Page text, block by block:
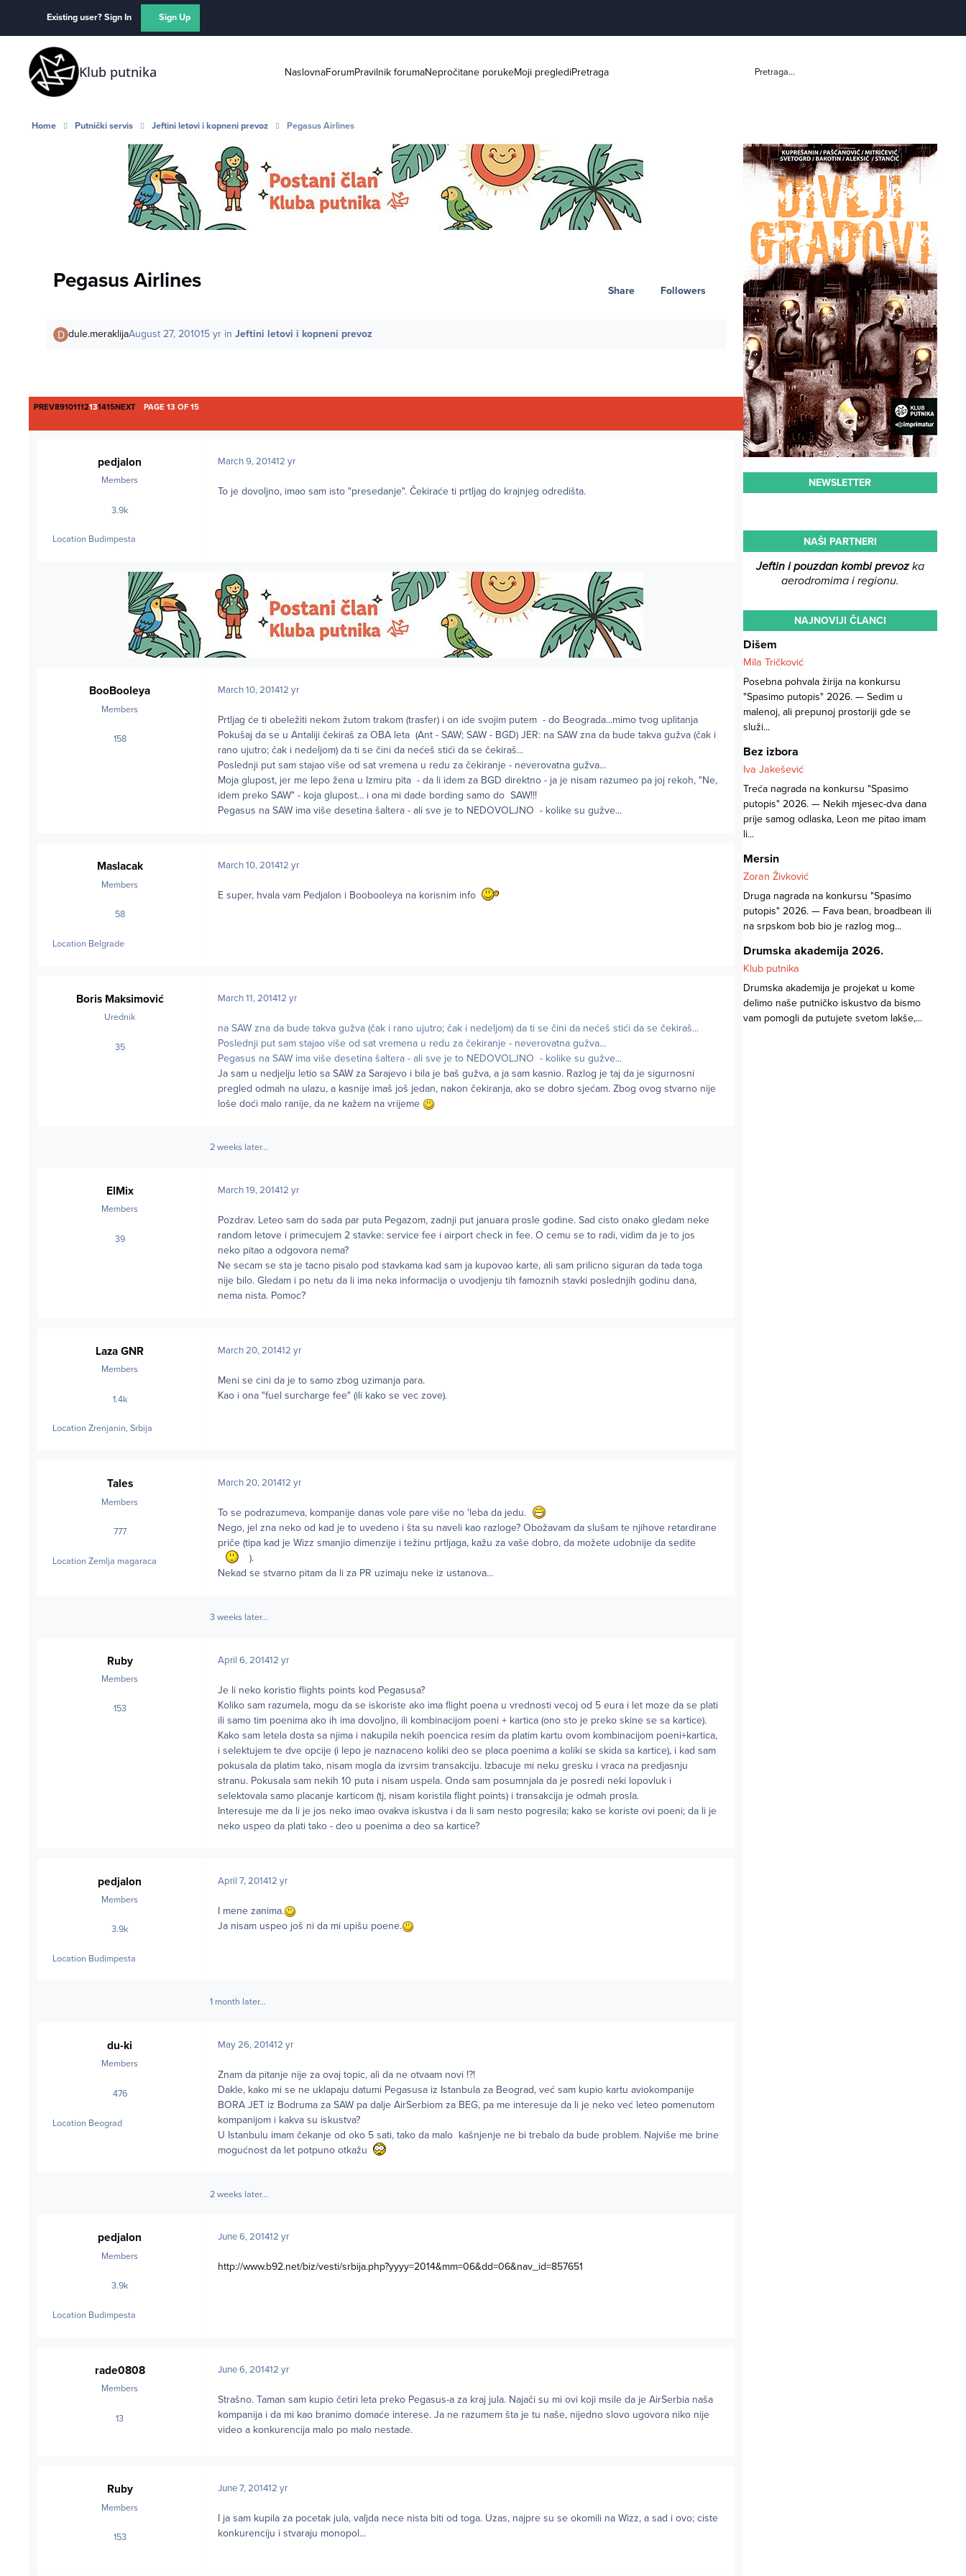
Existing user? Sign In Sign Up
Klub putnika NaslovnaForumPravilnik forumaNepročitane porukeMoji preglediPretraga Pretraga...
Home Putnički servis Jeftini letovi i kopneni prevoz Pegasus Airlines
Pegasus Airlines Share Followers
dule.meraklijaAugust 27, 201015 yrin Jeftini letovi i kopneni prevoz
FIRST PAGE
PREV89101112131415NEXTLAST PAGE
PAGE 13 OF 15
pedjalon
Members
3.9kposts
Location Budimpesta
March 9, 201412 yr
To je dovoljno, imao sam isto "presedanje". Čekiraće ti prtljag do krajnjeg odredišta.
BooBooleya
Members
158posts
March 10, 201412 yr
Prtljag će ti obeležiti nekom žutom trakom (trasfer) i on ide svojim putem - do Beograda...mimo tvog uplitanja
Pokušaj da se u Antaliji čekiraš za OBA leta (Ant - SAW; SAW - BGD) JER: na SAW zna da bude takva gužva (čak i
rano ujutro; čak i nedeljom) da ti se čini da nećeš stići da se čekiraš...
Poslednji put sam stajao više od sat vremena u redu za čekiranje - neverovatna gužva...
Moja glupost, jer me lepo žena u Izmiru pita - da li idem za BGD direktno - ja je nisam razumeo pa joj rekoh, "Ne,
idem preko SAW" - koja glupost... i ona mi dade bording samo do SAW!!!
Pegasus na SAW ima više desetina šaltera - ali sve je to NEDOVOLJNO - kolike su gužve...
Maslacak
Members
58
posts
Location Belgrade
March 10, 201412 yr
E super, hvala vam Pedjalon i Boobooleya na korisnim info
Boris Maksimović
Urednik
35posts
March 11, 201412 yr
na SAW zna da bude takva gužva (čak i rano ujutro; čak i nedeljom) da ti se čini da nećeš stići da se čekiraš...
Poslednji put sam stajao više od sat vremena u redu za čekiranje - neverovatna gužva...
Pegasus na SAW ima više desetina šaltera - ali sve je to NEDOVOLJNO - kolike su gužve...
Ja sam u nedjelju letio sa SAW za Sarajevo i bila je baš gužva, a ja sam kasnio. Razlog je taj da je sigurnosni
pregled odmah na ulazu, a kasnije imaš još jedan, nakon čekiranja, ako se dobro sjećam. Zbog ovog stvarno nije
loše doći malo ranije, da ne kažem na vrijeme
2 weeks later...
ElMix
Members
39posts
March 19, 201412 yr
Pozdrav. Leteo sam do sada par puta Pegazom, zadnji put januara prosle godine. Sad cisto onako gledam neke
random letove i primecujem 2 stavke: service fee i airport check in fee. O cemu se to radi, vidim da je to jos
neko pitao a odgovora nema?
Ne secam se sta je tacno pisalo pod stavkama kad sam ja kupovao karte, ali sam prilicno siguran da tada toga
nije bilo. Gledam i po netu da li ima neka informacija o uvodjenju tih famoznih stavki poslednjih godinu dana,
nema nista. Pomoc?
Laza GNR
Members
1.4kposts
Location Zrenjanin, Srbija
March 20, 201412 yr
Meni se cini da je to samo zbog uzimanja para.
Kao i ona "fuel surcharge fee" (ili kako se vec zove).
Tales
Members
777posts
Location Zemlja magaraca
March 20, 201412 yr
To se podrazumeva, kompanije danas vole pare više no 'leba da jedu.
Nego, jel zna neko od kad je to uvedeno i šta su naveli kao razloge? Obožavam da slušam te njihove retardirane
priče (tipa kad je Wizz smanjio dimenzije i težinu prtljaga, kažu za vaše dobro, da možete udobnije da sedite
).
Nekad se stvarno pitam da li za PR uzimaju neke iz ustanova...
3 weeks later...
Ruby
Members
153posts
April 6, 201412 yr
Je li neko koristio flights points kod Pegasusa?
Koliko sam razumela, mogu da se iskoriste ako ima flight poena u vrednosti vecoj od 5 eura i let moze da se plati
ili samo tim poenima ako ih ima dovoljno, ili kombinacijom poeni + kartica (ono sto je preko skine se sa kartice).
Kako sam letela dosta sa njima i nakupila nekih poencica resim da platim kartu ovom kombinacijom poeni+kartica,
i selektujem te dve opcije (i lepo je naznaceno koliki deo se placa poenima a koliki se skida sa kartice), i kad sam
pokusala da platim tako, nisam mogla da izvrsim transakciju. Izbacuje mi neku gresku i vraca na predjasnju
stranu. Pokusala sam nekih 10 puta i nisam uspela. Onda sam posumnjala da je posredi neki lopovluk i
selektovala samo placanje karticom (tj, nisam koristila flight points) i transakcija je odmah prosla.
Interesuje me da li je jos neko imao ovakva iskustva i da li sam nesto pogresila; kako se koriste ovi poeni; da li je
neko uspeo da plati tako - deo u poenima a deo sa kartice?
pedjalon
Members
3.9kposts
Location Budimpesta
April 7, 201412 yr
I mene zanima.
Ja nisam uspeo još ni da mi upišu poene.
1 month later...
du-ki
Members
476posts
Location Beograd
May 26, 201412 yr
Znam da pitanje nije za ovaj topic, ali da ne otvaam novi !?!
Dakle, kako mi se ne uklapaju datumi Pegasusa iz Istanbula za Beograd, već sam kupio kartu aviokompanije
BORA JET iz Bodruma za SAW pa dalje AirSerbiom za BEG, pa me interesuje da li je neko već leteo pomenutom
kompanijom i kakva su iskustva?
U Istanbulu imam čekanje od oko 5 sati, tako da malo kašnjenje ne bi trebalo da bude problem. Najviše me brine
mogućnost da let potpuno otkažu
2 weeks later...
pedjalon
Members
3.9kposts
Location Budimpesta
June 6, 201412 yr
http://www.b92.net/biz/vesti/srbija.php?yyyy=2014&mm=06&dd=06&nav_id=857651
rade0808
Members
13posts
June 6, 201412 yr
Strašno. Taman sam kupio četiri leta preko Pegasus-a za kraj jula. Najači su mi ovi koji msile da je AirSerbia naša
kompanija i da mi kao branimo domaće interese. Ja ne razumem šta je tu naše, nijedno slovo ugovora niko nije
video a konkurencija malo po malo nestade.
Ruby
Members
153posts
June 7, 201412 yr
I ja sam kupila za pocetak jula, valjda nece nista biti od toga. Uzas, najpre su se okomili na Wizz, a sad i ovo; ciste
konkurenciju i stvaraju monopol...
NEWSLETTER
NAŠI PARTNERI
Jeftin i pouzdan kombi prevozka
aerodromima i regionu.
NAJNOVIJI ČLANCI
Dišem
Mila Tričković
Posebna pohvala žirija na konkursu
"Spasimo putopis" 2026. — Sedim u
malenoj, ali prepunoj prostoriji gde se
služi...
Bez izbora
Iva Jakešević
Treća nagrada na konkursu "Spasimo
putopis" 2026. — Nekih mjesec-dva dana
prije samog odlaska, Leon me pitao imam
li...
Mersin
Zoran Živković
Druga nagrada na konkursu "Spasimo
putopis" 2026. — Fava bean, broadbean ili
na srpskom bob bio je razlog mog...
Drumska akademija 2026.
Klub putnika
Drumska akademija je projekat u kome
delimo naše putničko iskustvo da bismo
vam pomogli da putujete svetom lakše,...